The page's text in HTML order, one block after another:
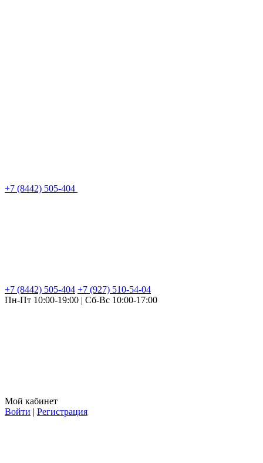
+7 (8442) 505-404
+7 (8442) 505-404 +7 (927) 510-54-04
Пн-Пт 10:00-19:00 | Сб-Вс 10:00-17:00
Мой кабинет
Войти | Регистрация